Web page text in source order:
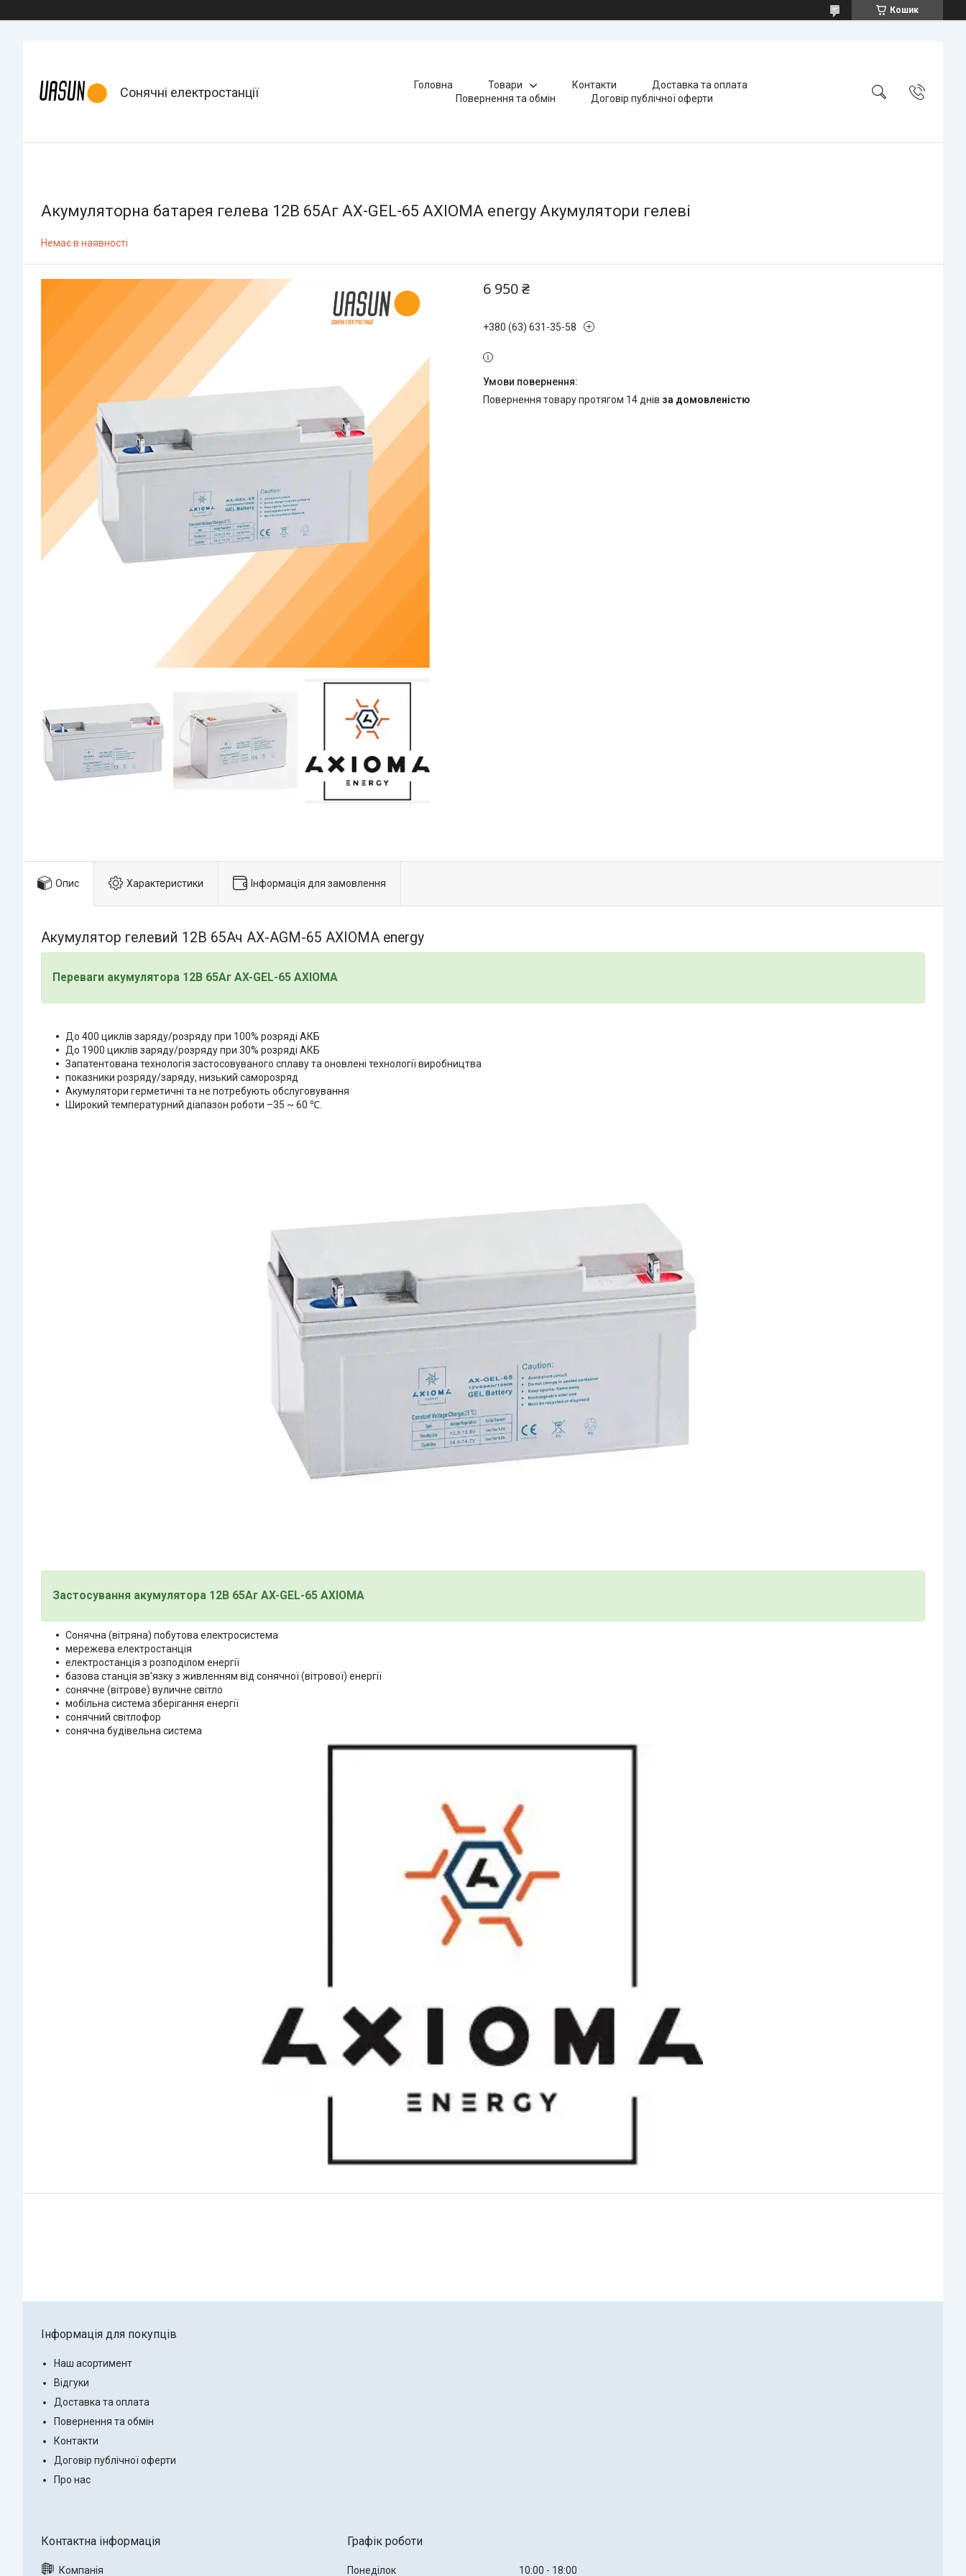
Кошик
Сонячні електростанції Головна Товари Контакти
Доставка та оплата
Повернення та обмін
Договір публічної оферти
Акумуляторна батарея гелева 12В 65Аг AX-GEL-65 AXIOMA energy Акумулятори гелеві
Немає в наявності
6 950 ₴
+380 (63) 631-35-58
повернення товару протягом 14 днів за домовленістю
Опис Характеристики Інформація для замовлення
Акумулятор гелевий 12В 65Ач AX-AGM-65 AXIOMA energy
Переваги акумулятора 12В 65Аг AX-GEL-65 AXIOMA
До 400 циклів заряду/розряду при 100% розряді АКБ
До 1900 циклів заряду/розряду при 30% розряді АКБ
Запатентована технологія застосовуваного сплаву та оновлені технології виробництва
показники розряду/заряду, низький саморозряд
Акумулятори герметичні та не потребують обслуговування
Широкий температурний діапазон роботи –35 ~ 60 ℃.
Застосування акумулятора 12В 65Аг AX-GEL-65 AXIOMA
Сонячна (вітряна) побутова електросистема
мережева електростанція
електростанція з розподілом енергії
базова станція зв'язку з живленням від сонячної (вітрової) енергії
сонячне (вітрове) вуличне світло
мобільна система зберігання енергії
сонячний світлофор
сонячна будівельна система
Інформація для покупців
Наш асортимент
Відгуки
Доставка та оплата
Повернення та обмін
Контакти
Договір публічної оферти
Про нас
Графік роботи
Понеділок 10:00 18:00